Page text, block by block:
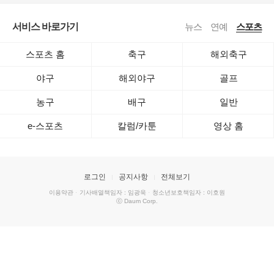
서비스 바로가기 뉴스 연예 스포츠
스포츠 홈 축구 해외축구
야구 해외야구 골프
농구 배구 일반
e-스포츠 칼럼/카툰 영상 홈
로그인 공지사항 전체보기
이용약관 · 기사배열책임자 : 임광욱 · 청소년보호책임자 : 이호원
ⓒ Daum Corp.